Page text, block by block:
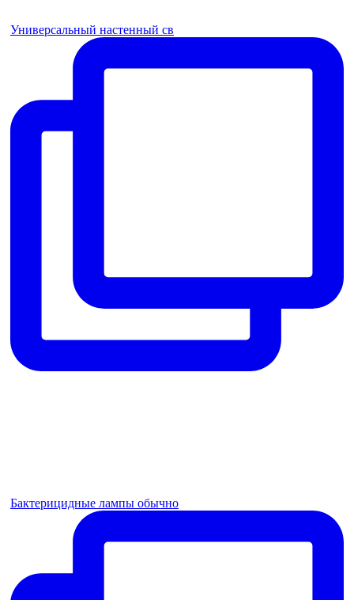
Универсальный настенный св
Бактерицидные лампы обычно